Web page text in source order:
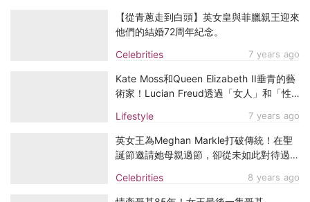
Celebrities 7 years ago
【從青蔥走到白頭】英女皇與菲臘親王迎來
他們的結婚72周年紀念。
Lifestyle 7 years ago
Kate Moss和Queen Elizabeth II垂青的藝
術家！Lucian Freud透過「女人」和「性
Celebrities 8 years ago
英女王為Meghan Markle打破傳統！在聖
誕節邀請她母親過節，卻從未如此對待過